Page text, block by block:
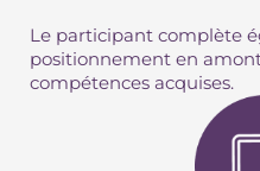
Le participant complète
positionnement en
compétences acquises.